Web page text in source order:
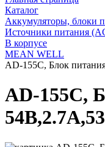
Каталог
Аккумуляторы, блоки
Источники питания
В корпусе
MEAN WELL
AD-155C, Блок
AD-155C,